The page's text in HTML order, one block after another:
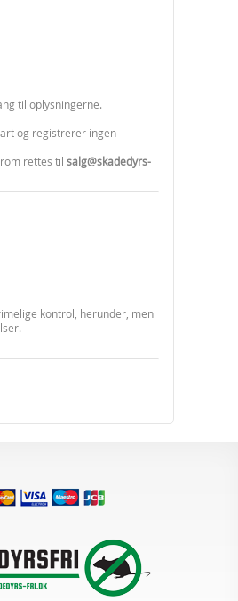
til oplysningerne.
og registrerer ingen
rettes til salg@skadedyrs-
kontrol, herunder, men